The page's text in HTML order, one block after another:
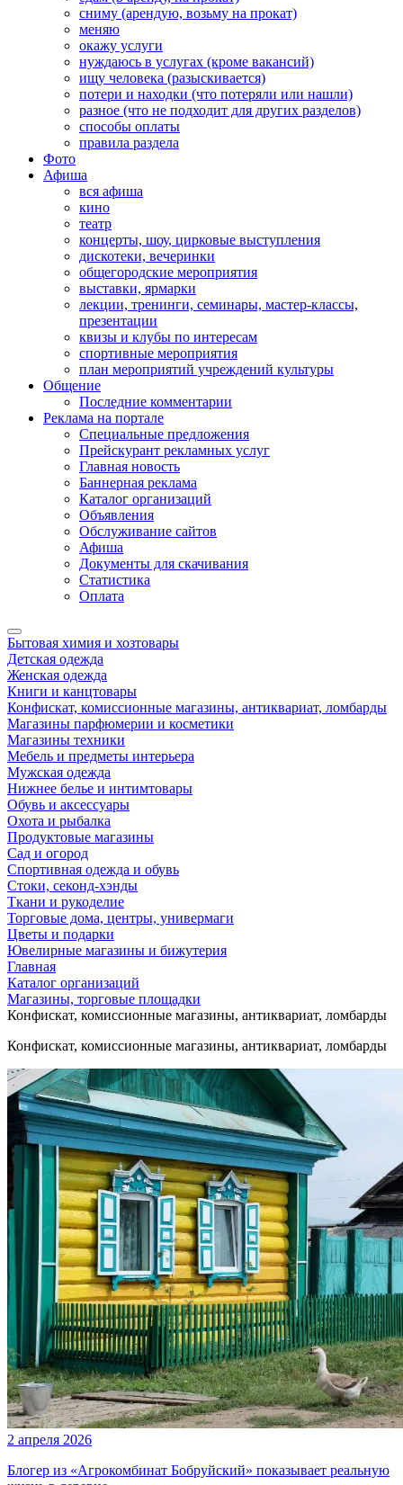
сниму (арендую, возьму на прокат)
меняю
окажу услуги
нуждаюсь в услугах (кроме вакансий)
ищу человека (разыскивается)
потери и находки (что потеряли или нашли)
разное (что не подходит для других разделов)
способы оплаты
правила раздела
Фото
Афиша
вся афиша
кино
театр
концерты, шоу, цирковые выступления
дискотеки, вечеринки
общегородские мероприятия
выставки, ярмарки
лекции, тренинги, семинары, мастер-классы,
презентации
квизы и клубы по интересам
спортивные мероприятия
план мероприятий учреждений культуры
Общение
Последние комментарии
Реклама на портале
Специальные предложения
Прейскурант рекламных услуг
Главная новость
Баннерная реклама
Каталог организаций
Объявления
Обслуживание сайтов
Афиша
Документы для скачивания
Статистика
Оплата
Бытовая химия и хозтовары
Детская одежда
Женская одежда
Книги и канцтовары
Конфискат, комиссионные магазины, антиквариат, ломбарды
Магазины парфюмерии и косметики
Магазины техники
Мебель и предметы интерьера
Мужская одежда
Нижнее белье и интимтовары
Обувь и аксессуары
Охота и рыбалка
Продуктовые магазины
Сад и огород
Спортивная одежда и обувь
Стоки, секонд-хэнды
Ткани и рукоделие
Торговые дома, центры, универмаги
Цветы и подарки
Ювелирные магазины и бижутерия
Главная
Каталог организаций
Магазины, торговые площадки
Конфискат, комиссионные магазины, антиквариат, ломбарды
Конфискат, комиссионные магазины, антиквариат, ломбарды
2 апреля 2026
Блогер из «Агрокомбинат Бобруйский» показывает реальную